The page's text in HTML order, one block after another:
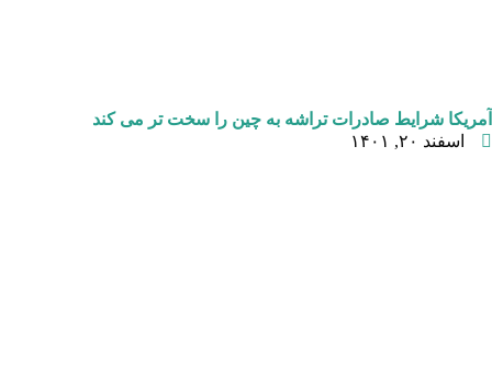
آمریکا شرایط صادرات تراشه به چین را سخت تر می کند
اسفند ۲۰, ۱۴۰۱